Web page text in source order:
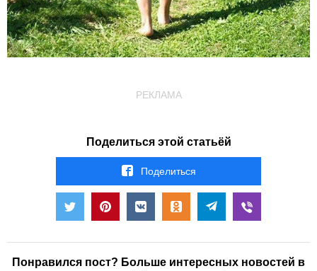
РЕКЛАМА
Поделиться этой статьёй
Поделиться
Понравился пост? Больше интересных новостей в